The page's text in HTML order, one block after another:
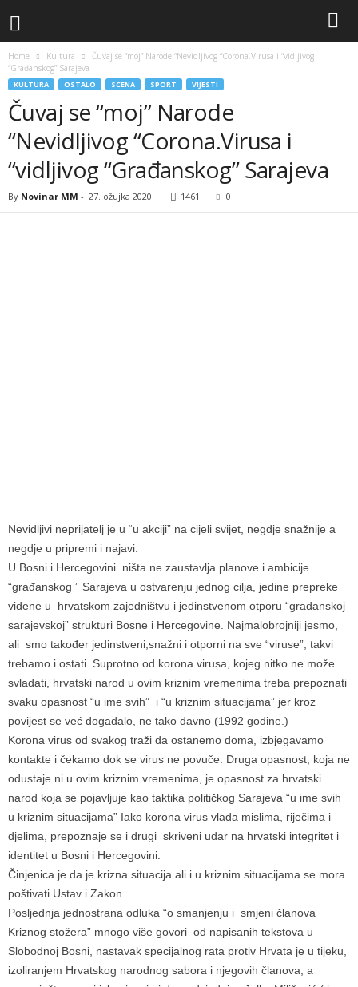
Home Kultura
Čuvaj se “moj” Narode “Nevidljivog “Corona.Virusa i “vidljivog
“Građanskog” Sarajeva
KULTURA OSTALO SCENA SPORT VIJESTI
Čuvaj se “moj” Narode
“Nevidljivog “Corona.Virusa i
“vidljivog “Građanskog” Sarajeva
By Novinar MM - 27. ožujka 2020. 1461 0
Nevidljivi neprijatelj je u “u akciji” na cijeli svijet, negdje snažnije a
negdje u pripremi i najavi.
U Bosni i Hercegovini ništa ne zaustavlja planove i ambicije
“građanskog ” Sarajeva u ostvarenju jednog cilja, jedine prepreke
viđene u hrvatskom zajedništvu i jedinstvenom otporu “građanskoj
sarajevskoj” strukturi Bosne i Hercegovine. Najmalobrojniji jesmo,
ali smo također jedinstveni,snažni i otporni na sve “viruse”, takvi
trebamo i ostati. Suprotno od korona virusa, kojeg nitko ne može
svladati, hrvatski narod u ovim kriznim vremenima treba prepoznati
svaku opasnost “u ime svih” i “u kriznim situacijama” jer kroz
povijest se već događalo, ne tako davno (1992 godine.)
Korona virus od svakog traži da ostanemo doma, izbjegavamo
kontakte i čekamo dok se virus ne povuče. Druga opasnost, koja ne
odustaje ni u ovim kriznim vremenima, je opasnost za hrvatski
narod koja se pojavljuje kao taktika političkog Sarajeva “u ime svih
u kriznim situacijama” Iako korona virus vlada mislima, riječima i
djelima, prepoznaje se i drugi skriveni udar na hrvatski integritet i
identitet u Bosni i Hercegovini.
Činjenica je da je krizna situacija ali i u kriznim situacijama se mora
poštivati Ustav i Zakon.
Posljednja jednostrana odluka “o smanjenju i smjeni članova
Kriznog stožera” mnogo više govori od napisanih tekstova u
Slobodnoj Bosni, nastavak specijalnog rata protiv Hrvata je u tijeku,
izoliranjem Hrvatskog narodnog sabora i njegovih članova, a